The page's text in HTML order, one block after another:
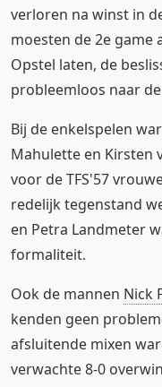
verloren na winst in
moesten de 2e game
Opstel laten, de
probleemloos naar
Bij de enkelspelen
Mahulette en Kirsten
voor de TFS'57
redelijk tegenstand
en Petra Landmeter
formaliteit.
Ook de mannen Nick
kenden geen
afsluitende mixen
verwachte 8-0